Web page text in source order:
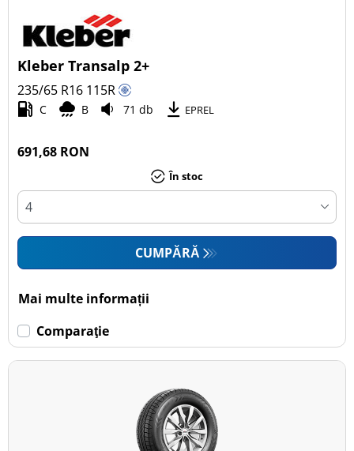
Kleber Transalp 2+
235/65 R16 115R
C B 71 db EPREL
691,68 RON
În stoc
CUMPĂRĂ
Mai multe informații
Comparaţie